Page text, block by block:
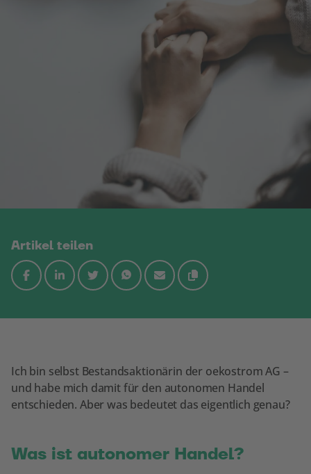
Artikel teilen
Ich bin selbst Bestandsaktionärin der oekostrom AG –
und habe mich damit für den autonomen Handel
entschieden. Aber was bedeutet das eigentlich genau?
Was ist autonomer Handel?